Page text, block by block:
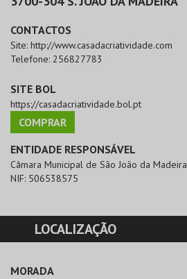
CONTACTOS
Site: http://www.casadacriatividade.com
Telefone: 256827783
SITE BOL
https://casadacriatividade.bol.pt
COMPRAR
ENTIDADE RESPONSÁVEL
Câmara Municipal de São João da Madeira
NIF: 506538575
LOCALIZAÇÃO
MORADA